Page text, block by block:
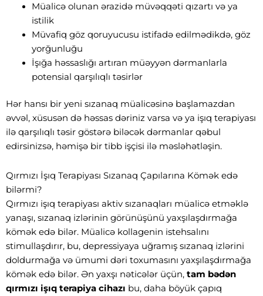
Müalicə olunan ərazidə müvəqqəti qızartı və ya
istilik
Müvafiq göz qoruyucusu istifadə edilmədikdə, göz
yorğunluğu
İşığa həssaslığı artıran müəyyən dərmanlarla
potensial qarşılıqlı təsirlər
Hər hansı bir yeni sızanaq müalicəsinə başlamazdan
əvvəl, xüsusən də həssas dəriniz varsa və ya işıq terapiyası
ilə qarşılıqlı təsir göstərə biləcək dərmanlar qəbul
edirsinizsə, həmişə bir tibb işçisi ilə məsləhətləşin.
Qırmızı İşıq Terapiyası Sızanaq Çapılarına Kömək edə
bilərmi?
Qırmızı işıq terapiyası aktiv sızanaqları müalicə etməklə
yanaşı, sızanaq izlərinin görünüşünü yaxşılaşdırmağa
kömək edə bilər. Müalicə kollagenin istehsalını
stimullaşdırır, bu, depressiyaya uğramış sızanaq izlərini
doldurmağa və ümumi dəri toxumasını yaxşılaşdırmağa
kömək edə bilər. Ən yaxşı nəticələr üçün, tam bədən
qırmızı işıq terapiya cihazı bu, daha böyük çapıq